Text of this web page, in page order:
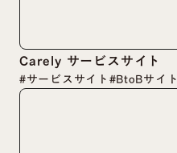
Carely サービスサイト
#サービスサイト#BtoBサイト